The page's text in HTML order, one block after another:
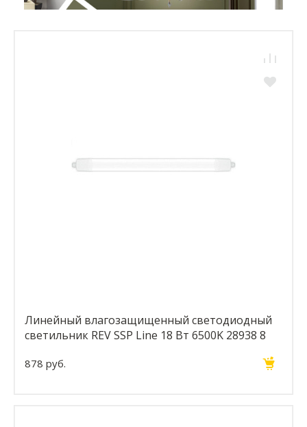
Линейный влагозащищенный светодиодный
светильник REV SSP Line 18 Вт 6500K 28938 8
878 руб.